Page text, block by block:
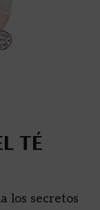
TÉ
los secretos